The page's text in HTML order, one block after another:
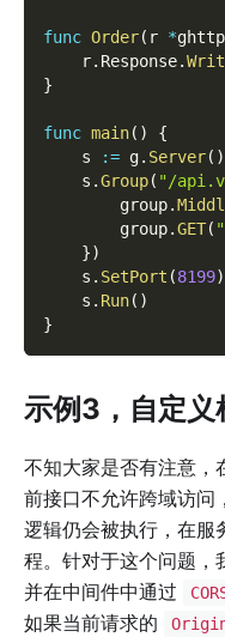
func Order( r *ghttp
    r
. Response.
}
func main( )
{
    s
:= g. Server( )
    s
.Group( "/
        group
.
        group
.GET(
})
    s
. SetPort (8199)
    s
. Run( )
}
示例3，自定义
不知大家是否有注意，
前接口不允许跨域访问
逻辑仍会被执行，在服
程。针对于这个问题，
并在中间件中通过
如果当前请求的